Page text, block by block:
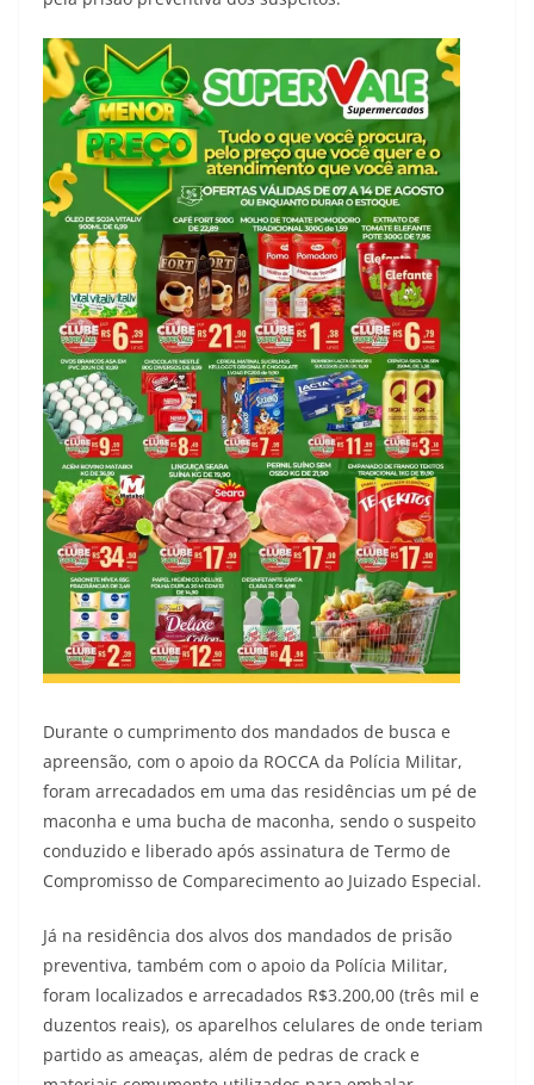
Durante o cumprimento dos mandados de busca e
apreensão, com o apoio da ROCCA da Polícia Militar,
foram arrecadados em uma das residências um pé de
maconha e uma bucha de maconha, sendo o suspeito
conduzido e liberado após assinatura de Termo de
Compromisso de Comparecimento ao Juizado Especial.
Já na residência dos alvos dos mandados de prisão
preventiva, também com o apoio da Polícia Militar,
foram localizados e arrecadados R$3.200,00 (três mil e
duzentos reais), os aparelhos celulares de onde teriam
partido as ameaças, além de pedras de crack e